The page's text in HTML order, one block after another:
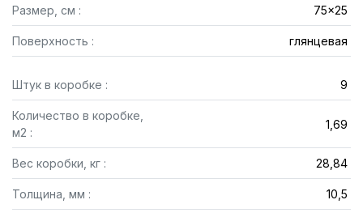
Размер, см : 75x25
Поверхность : глянцевая
Штук в коробке : 9
Количество в коробке,
м2 :
1,69
Вес коробки, кг : 28,84
Толщина, мм : 10,5